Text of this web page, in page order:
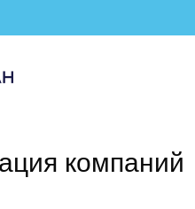
компаний